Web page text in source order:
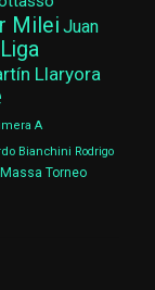
Milei Juan
Liga
Llaryora
A
Bianchini Rodrigo
Torneo